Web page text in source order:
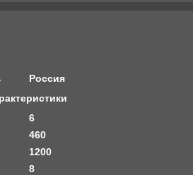
Россия
6
460
1200
8